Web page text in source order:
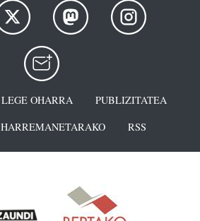
LEGE OHARRA
PUBLIZITATEA
HARREMANETARAKO RSS